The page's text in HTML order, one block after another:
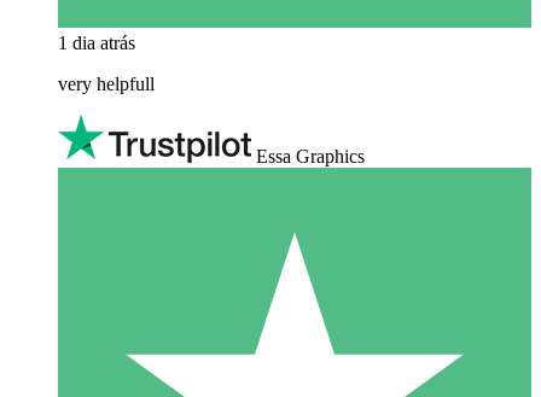
1 dia atrás
very helpfull
Essa Graphics